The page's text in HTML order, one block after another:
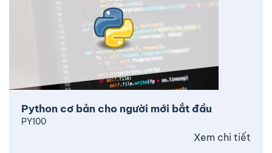
Python cơ bản cho người mới bắt đầu
PY100
Xem chi tiết